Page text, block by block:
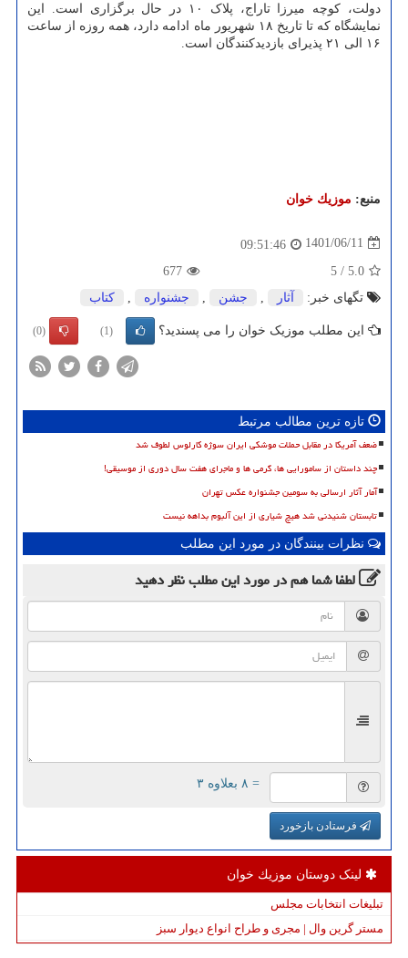
دولت، کوچه میرزا تاراج، پلاک ۱۰ در حال برگزاری است. این
نمایشگاه که تا تاریخ ۱۸ شهریور ماه ادامه دارد، همه روزه از ساعت
۱۶ الی ۲۱ پذیرای بازدیدکنندگان است.
منبع: موزیك خوان
1401/06/11
09:51:46
5.0
/
5
677
تگهای خبر:
آثار جشن جشنواره كتاب
این مطلب موزیک خوان را می پسندید؟ (1)
(0)
تازه ترین مطالب مرتبط
ضعف آمریکا در مقابل حملات موشکی ایران سوژه کارلوس لطوف شد
چند داستان از سامورایی ها، گرمی ها و ماجرای هفت سال دوری از موسیقی!
آمار آثار ارسالی به سومین جشنواره عکس تهران
تابستان شنیدنی شد هیچ شیاری از این آلبوم بداهه نیست
نظرات بینندگان در مورد این مطلب
لطفا شما همدر مورد این مطلبنظر دهید
= ۸ بعلاوه ۳
فرستادن بازخورد
لینک دوستان موزیك خوان
تبلیغات انتخابات مجلس
مستر گرین وال | مجری و طراح انواع دیوار سبز